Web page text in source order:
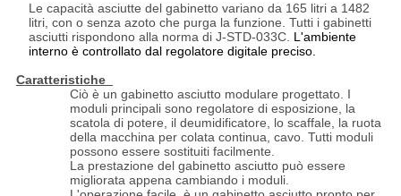
Le capacità asciutte del gabinetto variano da 165 litri a 1482
litri, con o senza azoto che purga la funzione. Tutti i gabinetti
asciutti rispondono alla norma di J-STD-033C. L'ambiente
interno è controllato dal regolatore digitale preciso.
Caratteristiche
Ciò è un gabinetto asciutto modulare progettato. I
moduli principali sono regolatore di esposizione, la
scatola di potere, il deumidificatore, lo scaffale, la ruota
della macchina per colata continua, cavo. Tutti moduli
possono essere sostituiti facilmente.
La prestazione del gabinetto asciutto può essere
migliorata appena cambiando i moduli.